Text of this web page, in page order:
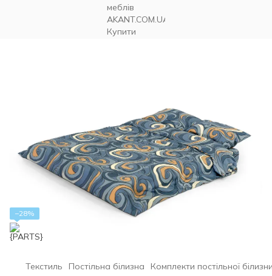
−28%
Текстиль Постільна білизна Комплекти постільної